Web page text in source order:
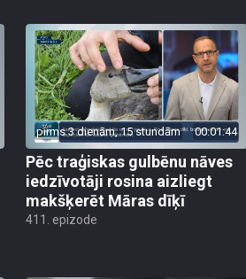
pirms 3 dienām, 15 stundām 00:01:44
Pēc traģiskas gulbēnu nāves
iedzīvotāji rosina aizliegt
makšķerēt Māras dīķī
411. epizode